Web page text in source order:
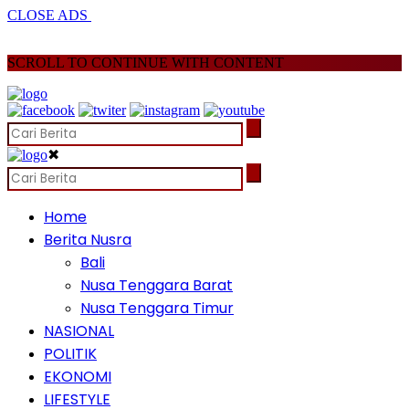
CLOSE ADS
SCROLL TO CONTINUE WITH CONTENT
✖
Home
Berita Nusra
Bali
Nusa Tenggara Barat
Nusa Tenggara Timur
NASIONAL
POLITIK
EKONOMI
LIFESTYLE